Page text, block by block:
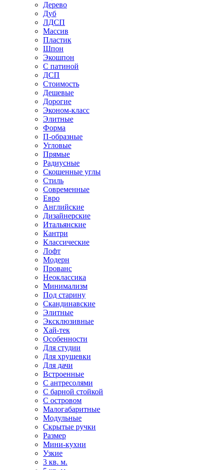
Дерево
Дуб
ЛДСП
Массив
Пластик
Шпон
Экошпон
С патиной
ДСП
Стоимость
Дешевые
Дорогие
Эконом-класс
Элитные
Форма
П-образные
Угловые
Прямые
Радиусные
Скошенные углы
Стиль
Современные
Евро
Английские
Дизайнерские
Итальянские
Кантри
Классические
Лофт
Модерн
Прованс
Неоклассика
Минимализм
Под старину
Скандинавские
Элитные
Эксклюзивные
Хай-тек
Особенности
Для студии
Для хрущевки
Для дачи
Встроенные
С антресолями
С барной стойкой
С островом
Малогабаритные
Модульные
Скрытые ручки
Размер
Мини-кухни
Узкие
3 кв. м.